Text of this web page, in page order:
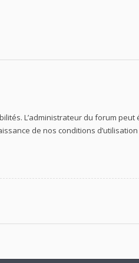
L’administrateur du forum peut
de nos conditions